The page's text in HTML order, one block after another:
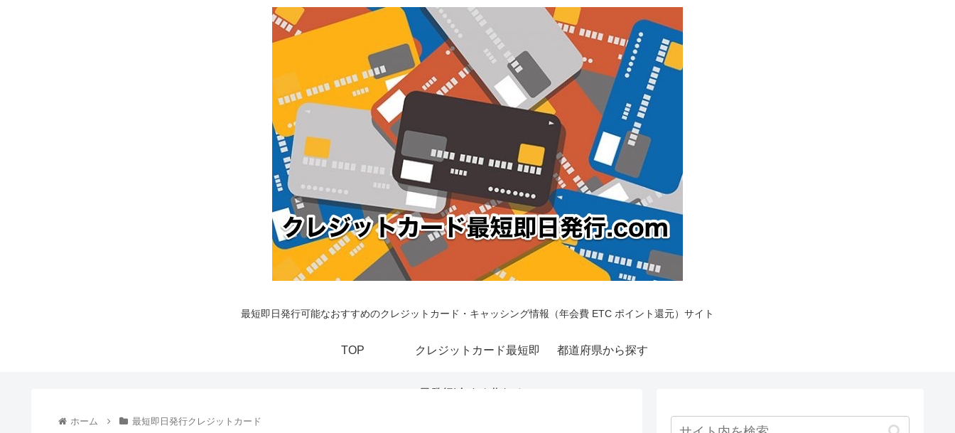
最短即日発行可能なおすすめのクレジットカード・キャッシング情報（年会費 ETC ポイント還元）サイト
TOP クレジットカード最短即
日発行|今すぐ作れる！
都道府県から探す
ホーム 最短即日発行クレジットカード